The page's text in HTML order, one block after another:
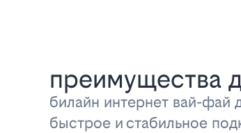
преимущества
билайн интернет вай-фай
быстрое и стабильное